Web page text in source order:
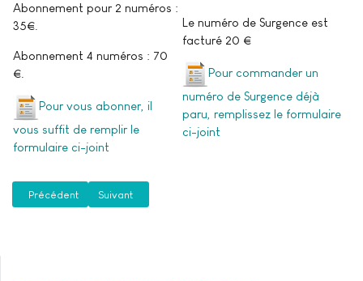
Abonnement pour 2 numéros :
35€.
Abonnement 4 numéros : 70
€.
Pour vous abonner, il
vous suffit de remplir le
formulaire ci-joint
Le numéro de Surgence est
facturé 20 €
Pour commander un
numéro de Surgence déjà
paru, remplissez le formulaire
ci-joint
Article précédent : Instances décisionnelles
Précédent Article suivant : Participer aux travaux de la Libre
Suivant